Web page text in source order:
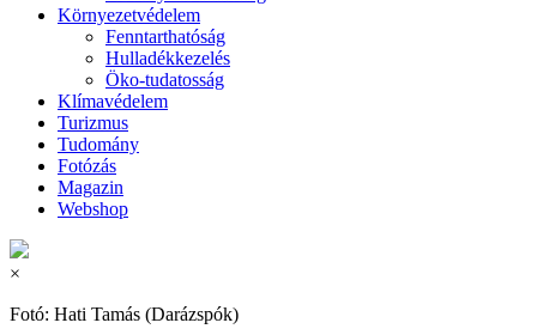
Környezetvédelem
Fenntarthatóság
Hulladékkezelés
Öko-tudatosság
Klímavédelem
Turizmus
Tudomány
Fotózás
Magazin
Webshop
×
Fotó: Hati Tamás (Darázspók)